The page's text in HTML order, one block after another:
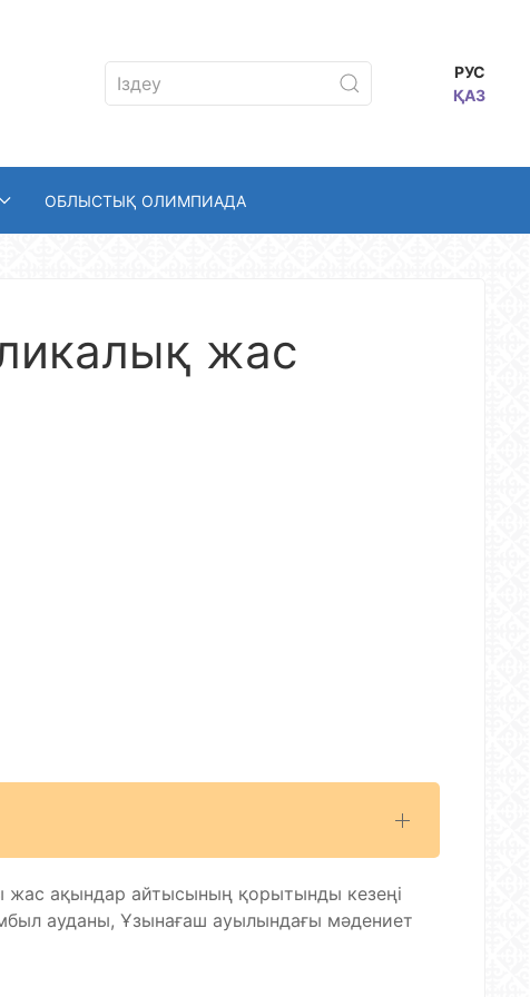
РУС
ҚАЗ
ОБЛЫСТЫҚ ОЛИМПИАДА
жас
ақындар айтысының қорытынды кезеңі
ауданы, Ұзынағаш ауылындағы мәдениет